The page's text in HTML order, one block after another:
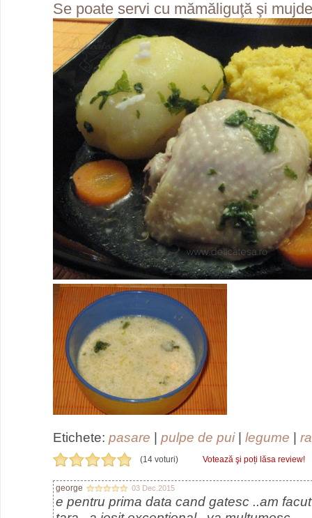
Se poate servi cu mămăliguţă şi
Etichete: pasare pulpe de pui| legume
(14 voturi) Votează şi poți lăsa review!
george 03 Dec.2015
e pentru prima data cand gatesc ..am